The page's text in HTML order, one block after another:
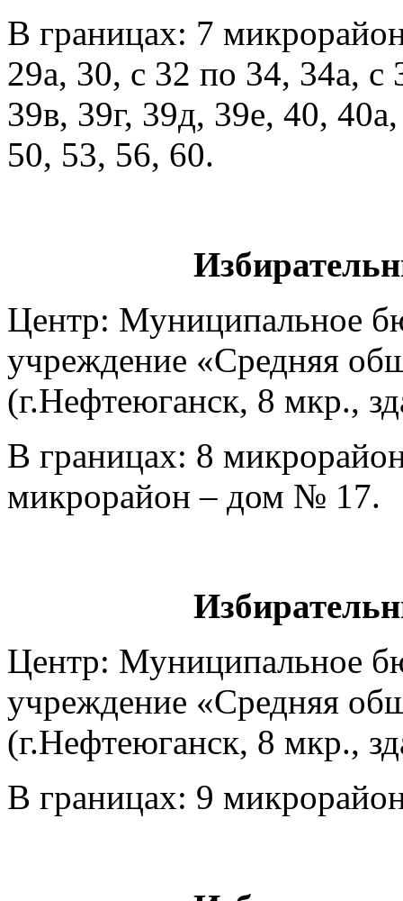
В границах: 7
29а, 30, с 32 по 34, 34а,
39в, 39г, 39д, 39е, 40,
50, 53, 56, 60.
Центр: Муниципальное
учреждение «Средняя
(г.Нефтеюганск, 8 мкр.,
В границах: 8
микрорайон – дом № 17.
Центр: Муниципальное
учреждение «Средняя
(г.Нефтеюганск, 8 мкр.,
В границах: 9